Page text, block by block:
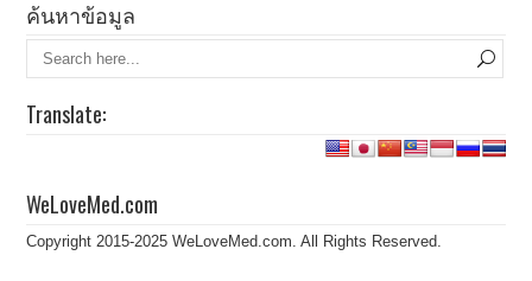
ค้นหาข้อมูล
Translate:
WeLoveMed.com
Copyright 2015-2025 WeLoveMed.com. All Rights Reserved.